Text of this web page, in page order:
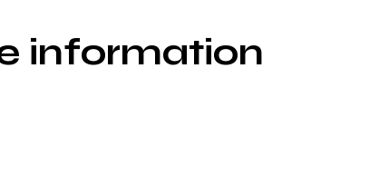
information